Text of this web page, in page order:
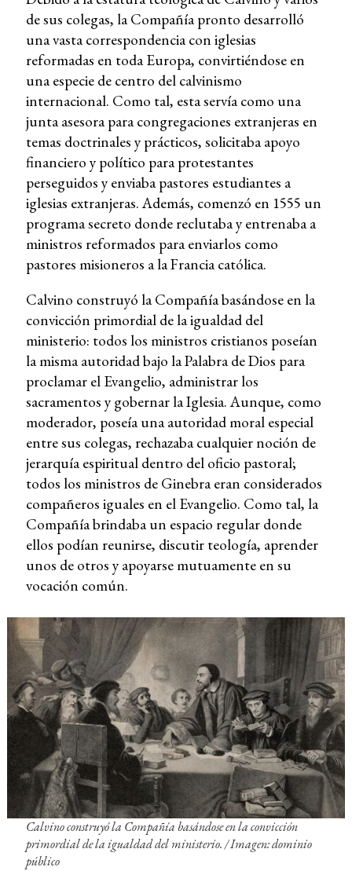
de sus colegas, la Compañía pronto desarrolló
una vasta correspondencia con iglesias
reformadas en toda Europa, convirtiéndose en
una especie de centro del calvinismo
internacional. Como tal, esta servía como una
junta asesora para congregaciones extranjeras en
temas doctrinales y prácticos, solicitaba apoyo
financiero y político para protestantes
perseguidos y enviaba pastores estudiantes a
iglesias extranjeras. Además, comenzó en 1555 un
programa secreto donde reclutaba y entrenaba a
ministros reformados para enviarlos como
pastores misioneros a la Francia católica.
Calvino construyó la Compañía basándose en la
convicción primordial de la igualdad del
ministerio: todos los ministros cristianos poseían
la misma autoridad bajo la Palabra de Dios para
proclamar el Evangelio, administrar los
sacramentos y gobernar la Iglesia. Aunque, como
moderador, poseía una autoridad moral especial
entre sus colegas, rechazaba cualquier noción de
jerarquía espiritual dentro del oficio pastoral;
todos los ministros de Ginebra eran considerados
compañeros iguales en el Evangelio. Como tal, la
Compañía brindaba un espacio regular donde
ellos podían reunirse, discutir teología, aprender
unos de otros y apoyarse mutuamente en su
vocación común.
Calvino construyó la Compañía basándose en la convicción
primordial de la igualdad del ministerio. / Imagen: dominio
público